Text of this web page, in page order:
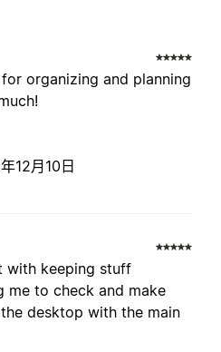
organizing and planning
12月10日
with keeping stuff
me to check and make
desktop with the main